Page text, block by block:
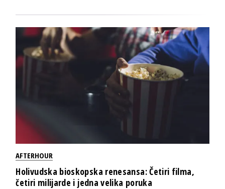
AFTERHOUR
Holivudska bioskopska renesansa: Četiri filma,
četiri milijarde i jedna velika poruka